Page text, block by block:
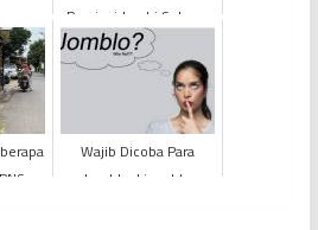
di
...
Provinsi Jambi Selama
di Mekkah
Wajib Dicoba Para
Jomblo, Lima Ide